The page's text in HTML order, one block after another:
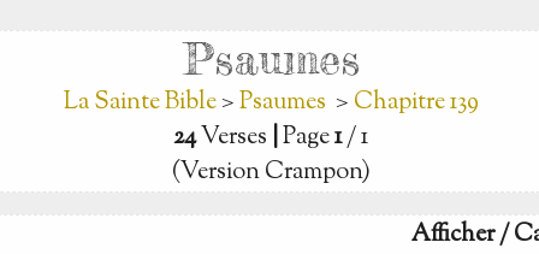
Psaumes
La Sainte Bible>Psaumes > Chapitre 139
24Verses |Page1/ 1
(Version Crampon)
Afficher /